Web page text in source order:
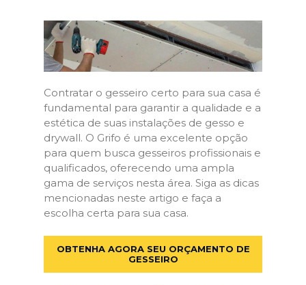
Contratar o gesseiro certo para sua casa é
fundamental para garantir a qualidade e a
estética de suas instalações de gesso e
drywall. O Grifo é uma excelente opção
para quem busca gesseiros profissionais e
qualificados, oferecendo uma ampla
gama de serviços nesta área. Siga as dicas
mencionadas neste artigo e faça a
escolha certa para sua casa.
OBTENHA AGORA SEU ORÇAMENTO DE
GESSEIRO